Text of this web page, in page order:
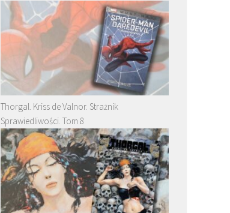
Thorgal. Kriss de Valnor. Strażnik
Sprawiedliwości. Tom 8